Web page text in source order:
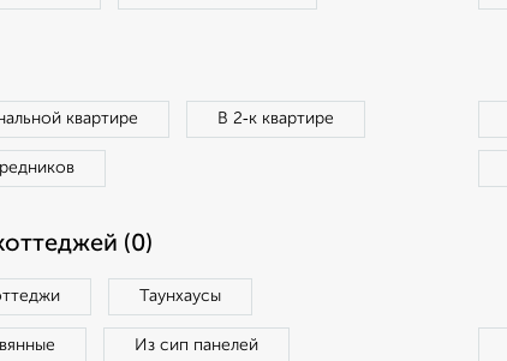
квартире В 2‑к квартире
(0)
Таунхаусы
Из сип панелей